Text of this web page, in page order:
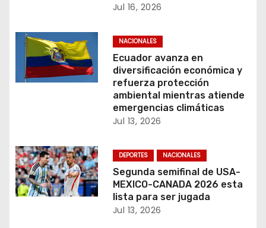
e
e
r
a
d
Jul 16, 2026
NACIONALES
Ecuador avanza en
diversificación económica y
refuerza protección
ambiental mientras atiende
emergencias climáticas
Jul 13, 2026
DEPORTES NACIONALES
Segunda semifinal de USA-
MEXICO-CANADA 2026 esta
lista para ser jugada
Jul 13, 2026